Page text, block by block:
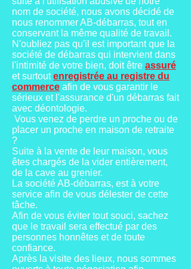
nom de société, nous avons décidé de
nous renommer AB-débarras, tout en
conservant la même qualité de travail.
N'oubliez pas qu'il est important que la
société de débarras qui intervient dans
l'intimité de votre bien, doit être assuré
et surtoutenregistrée au registre du
commerce afin de vous garantir le
sérieux et l'assurance d'un débarras fait
avec déontologie.
Vous venez de perdre un proche ou de
placer un proche en maison de retraite
?
Suite à la vente de leur maison, vous
êtes chargés de la vider entièrement,
de la cave au grenier.
La société AB-débarras, est à votre
service afin de vous délester de cette
tâche.
Afin de vous éviter tout souci, sachez
que le travail sera effectué par des
personnes honnêtes et de toute
confiance.
Après la visite des lieux, nous sommes